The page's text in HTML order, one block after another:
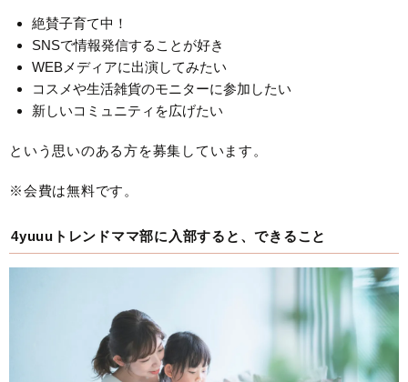
絶賛子育て中！
SNSで情報発信することが好き
WEBメディアに出演してみたい
コスメや生活雑貨のモニターに参加したい
新しいコミュニティを広げたい
という思いのある方を募集しています。
※会費は無料です。
4yuuuトレンドママ部に入部すると、できること